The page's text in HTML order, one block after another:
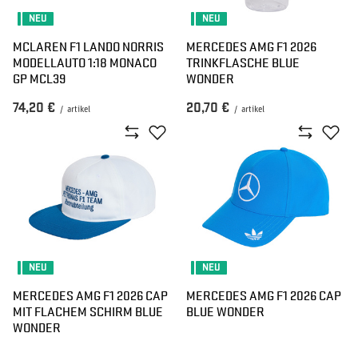
NEU
MCLAREN F1 LANDO NORRIS
MODELLAUTO 1:18 MONACO
GP MCL39
74,20 € / artikel
NEU
MERCEDES AMG F1 2026
TRINKFLASCHE BLUE
WONDER
20,70 € / artikel
NEU
MERCEDES AMG F1 2026 CAP
MIT FLACHEM SCHIRM BLUE
WONDER
NEU
MERCEDES AMG F1 2026 CAP
BLUE WONDER